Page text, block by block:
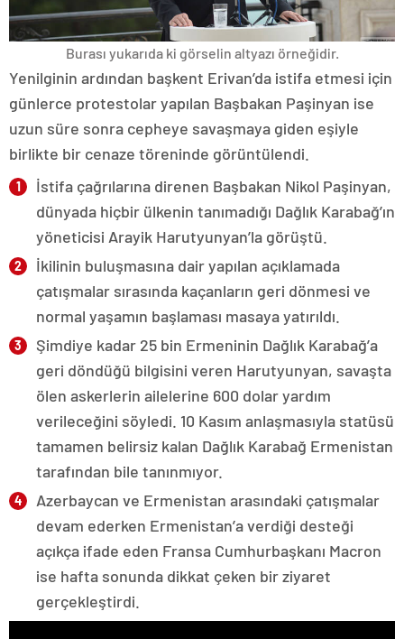
Burası yukarıda ki görselin altyazı örneğidir.
Yenilginin ardından başkent Erivan’da istifa etmesi için
günlerce protestolar yapılan Başbakan Paşinyan ise
uzun süre sonra cepheye savaşmaya giden eşiyle
birlikte bir cenaze töreninde görüntülendi.
İstifa çağrılarına direnen Başbakan Nikol Paşinyan,
dünyada hiçbir ülkenin tanımadığı Dağlık Karabağ’ın
yöneticisi Arayik Harutyunyan’la görüştü.
İkilinin buluşmasına dair yapılan açıklamada
çatışmalar sırasında kaçanların geri dönmesi ve
normal yaşamın başlaması masaya yatırıldı.
Şimdiye kadar 25 bin Ermeninin Dağlık Karabağ’a
geri döndüğü bilgisini veren Harutyunyan, savaşta
ölen askerlerin ailelerine 600 dolar yardım
verileceğini söyledi. 10 Kasım anlaşmasıyla statüsü
tamamen belirsiz kalan Dağlık Karabağ Ermenistan
tarafından bile tanınmıyor.
Azerbaycan ve Ermenistan arasındaki çatışmalar
devam ederken Ermenistan’a verdiği desteği
açıkça ifade eden Fransa Cumhurbaşkanı Macron
ise hafta sonunda dikkat çeken bir ziyaret
gerçekleştirdi.